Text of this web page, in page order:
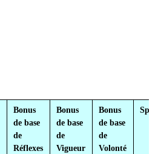
Bonus
de base
de
Réflexes
Bonus
de base
de
Vigueur
Bonus
de base
de
Volonté